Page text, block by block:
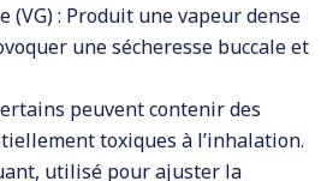
(VG) : Produit une vapeur dense
une sécheresse buccale et
peuvent contenir des
toxiques à l’inhalation.
utilisé pour ajuster la